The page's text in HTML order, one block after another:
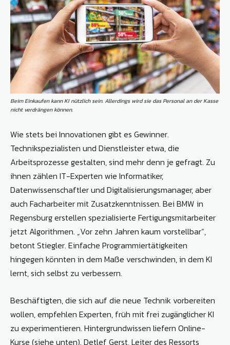
Beim Einkaufen kann KI nützlich sein. Allerdings wird sie das Personal an der Kasse
nicht verdrängen können.
Wie stets bei Innovationen gibt es Gewinner.
Technikspezialisten und Dienstleister etwa, die
Arbeitsprozesse gestalten, sind mehr denn je gefragt. Zu
ihnen zählen IT-Experten wie Informatiker,
Datenwissenschaftler und Digitalisierungsmanager, aber
auch Facharbeiter mit Zusatzkenntnissen. Bei BMW in
Regensburg erstellen spezialisierte Fertigungsmitarbeiter
jetzt Algorithmen. „Vor zehn Jahren kaum vorstellbar“,
betont Stiegler. Einfache Programmiertätigkeiten
hingegen könnten in dem Maße verschwinden, in dem KI
lernt, sich selbst zu verbessern.
Beschäftigten, die sich auf die neue Technik vorbereiten
wollen, empfehlen Experten, früh mit frei zugänglicher KI
zu experimentieren. Hintergrundwissen liefern Online-
Kurse (siehe unten). Detlef Gerst, Leiter des Ressorts